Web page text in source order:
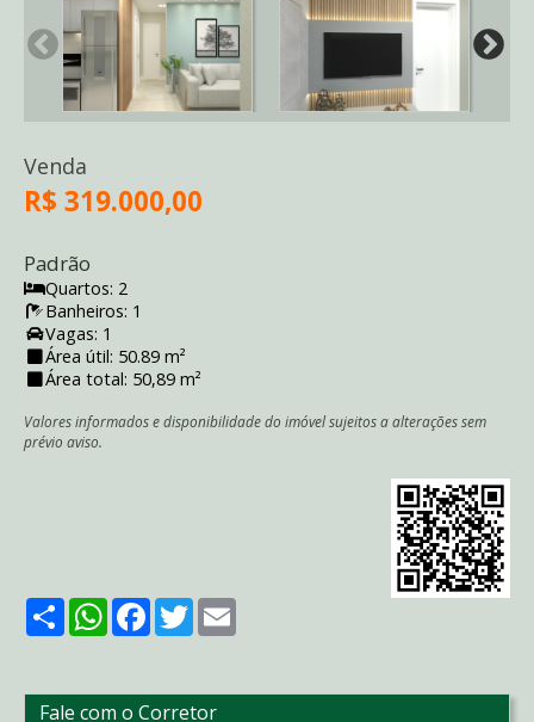
Venda
R$ 319.000,00
Padrão
Quartos: 2
Banheiros: 1
Vagas: 1
Área útil: 50.89 m²
Área total: 50,89 m²
Valores informados e disponibilidade do imóvel sujeitos a alterações sem
prévio aviso.
ShareWhatsApp
Facebook
Twitter
Fale com o Corretor